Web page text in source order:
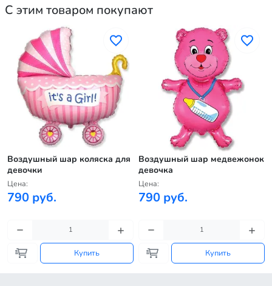
С этим товаром покупают
Воздушный шар коляска для
девочки
Цена:
790 руб.
Купить
Воздушный шар медвежонок
девочка
Цена:
790 руб.
Купить